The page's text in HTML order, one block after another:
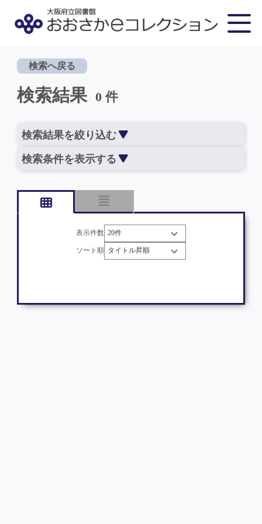
検索へ戻る
検索結果 0 件
検索結果を絞り込む
検索条件を表示する
表示件数
ソート順